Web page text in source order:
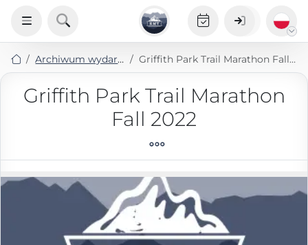
Archiwum wydarzeń Griffith Park Trail Marathon Fall 2022
Griffith Park Trail Marathon
Fall 2022